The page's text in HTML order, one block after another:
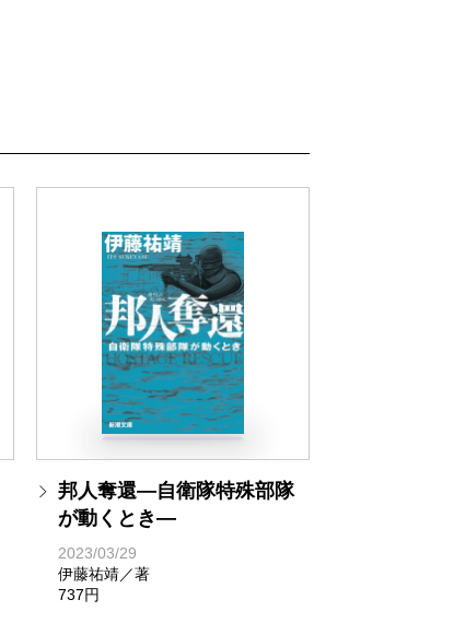
邦人奪還―自衛隊特殊部隊
が動くとき―
2023/03/29
伊藤祐靖／著
737円